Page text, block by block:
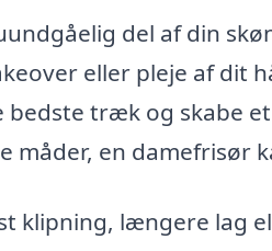
del af din
eller pleje af dit
træk og skabe
måder, en damefrisør
klipning, længere lag